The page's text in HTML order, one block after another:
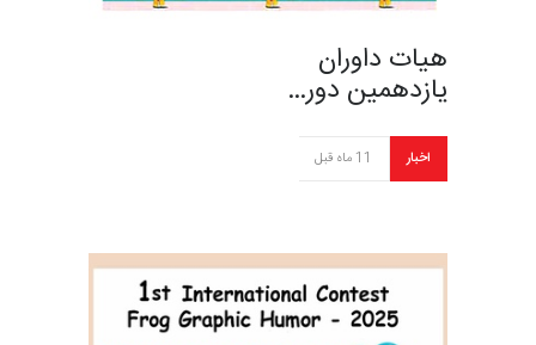
هیات داوران
یازدهمین دور…
اخبار 11 ماه قبل